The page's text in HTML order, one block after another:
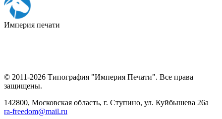
Империя печати
© 2011-2026 Типография "Империя Печати". Все права
защищены.
142800, Московская область, г. Ступино, ул. Куйбышева 26а
ra-freedom@mail.ru